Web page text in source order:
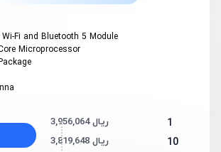
Wi-Fi and Bluetooth 5 Module
Microprocessor
1 3,956,064 ریال
10 3,819,648 ریال